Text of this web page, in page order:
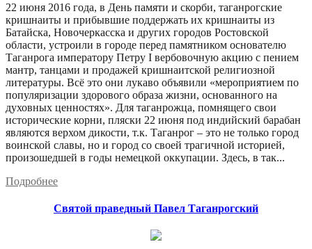
22 июня 2016 года, в День памяти и скорби, таганрогские
кришнаиты и прибывшие поддержать их кришнаиты из
Батайска, Новочеркасска и других городов Ростовской
области, устроили в городе перед памятником основателю
Таганрога императору Петру I вербовочную акцию с пением
мантр, танцами и продажей кришнаитской религиозной
литературы. Всё это они лукаво объявили «мероприятием по
популяризации здорового образа жизни, основанного на
духовных ценностях». Для таганрожца, помнящего свои
исторические корни, пляски 22 июня под индийский барабан
являются верхом дикости, т.к. Таганрог – это не только город
воинской славы, но и город со своей трагичной историей,
произошедшей в годы немецкой оккупации. Здесь, в так...
Подробнее
Святой праведный Павел Таганрогский